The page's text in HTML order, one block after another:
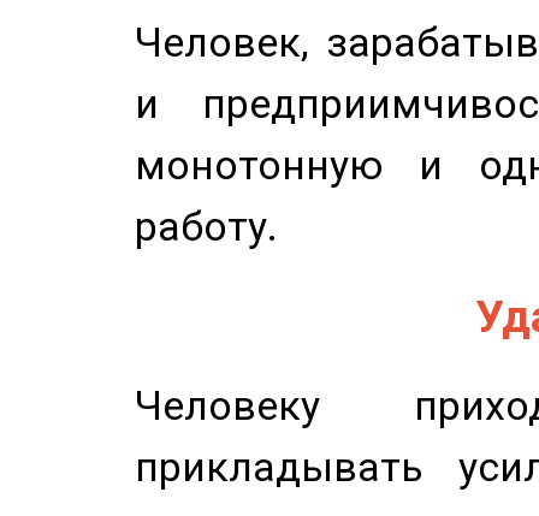
Человек,
и
монотонную и
работу.
Человеку
прикладывать